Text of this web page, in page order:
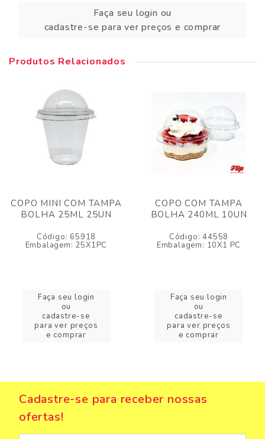
Faça seu login ou
cadastre-se para ver preços e comprar
Produtos Relacionados
COPO MINI COM TAMPA
BOLHA 25ML 25UN
Código: 65918
Embalagem: 25X1PC
Faça seu login
ou
cadastre-se
para ver preços
e comprar
COPO COM TAMPA
BOLHA 240ML 10UN
Código: 44558
Embalagem: 10X1 PC
Faça seu login
ou
cadastre-se
para ver preços
e comprar
Cadastre-se para receber nossas
ofertas!